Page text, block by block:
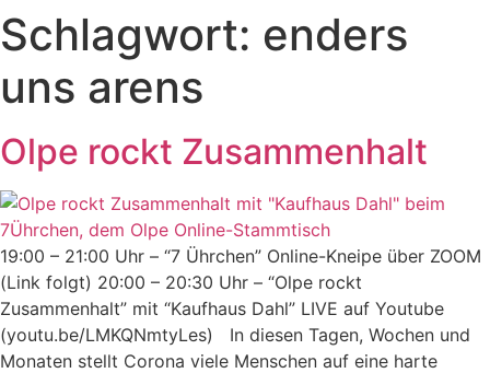
Schlagwort: enders
uns arens
Olpe rockt Zusammenhalt
19:00 – 21:00 Uhr – “7 Ührchen” Online-Kneipe über ZOOM
(Link folgt) 20:00 – 20:30 Uhr – “Olpe rockt
Zusammenhalt” mit “Kaufhaus Dahl” LIVE auf Youtube
(youtu.be/LMKQNmtyLes) In diesen Tagen, Wochen und
Monaten stellt Corona viele Menschen auf eine harte